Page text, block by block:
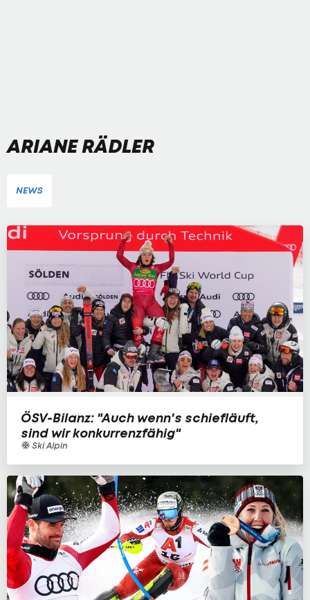
ARIANE RÄDLER
NEWS
ÖSV-Bilanz: "Auch wenn's schiefläuft,
sind wir konkurrenzfähig"
Ski Alpin